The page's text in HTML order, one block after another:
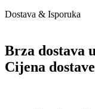
Dostava & Isporuka
Brza dostava
Cijena